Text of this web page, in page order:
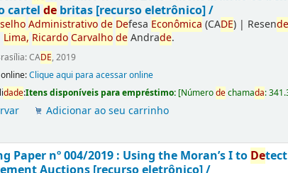
cartelde britas [recurso eletrônico] /
Administrativode Defesa Econômica (CADE) | Resen
Lima, RicardoCarvalhodeAndrade.
CADE, 2019
online:Clique aqui para acessar online
dade:Itens disponíveis para empréstimo: [Númerodechamada:
Adicionar ao seu carrinho
Paper nº 004/2019 : Using the Moran’s I to De